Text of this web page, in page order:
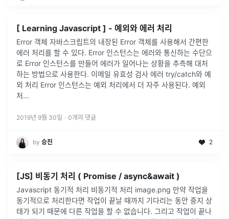
[ Learning Javascript ] - 예외와 에러 처리
Error 객체 자바스크립트의 내장된 Error 객체를 사용해서 간편한
에러 처리를 할 수 있다. Error 인스턴스는 에러와 통신하는 수단으
로 Error 인스턴스를 만들어 에러가 일어나는 상황을 추측해 대처
하는 방법으로 사용한다. 이메일 유효성 검사 에러 try/catch와 예
외 처리 Error 인스턴스는 예외 처리에서 더 자주 사용된다. 예외
처...
2019년 9월 30일 · 0개의 댓글
by 승진 2
[JS] 비동기 처리 ( Promise / async&await )
Javascript 동기적 처리 비동기적 처리 image.png 만약 작업을
동기적으로 처리한다면 작업이 끝날 때까지 기다리는 동안 중지 상
태가 되기 때문에 다른 작업을 할 수 없습니다. 그리고 작업이 끝나